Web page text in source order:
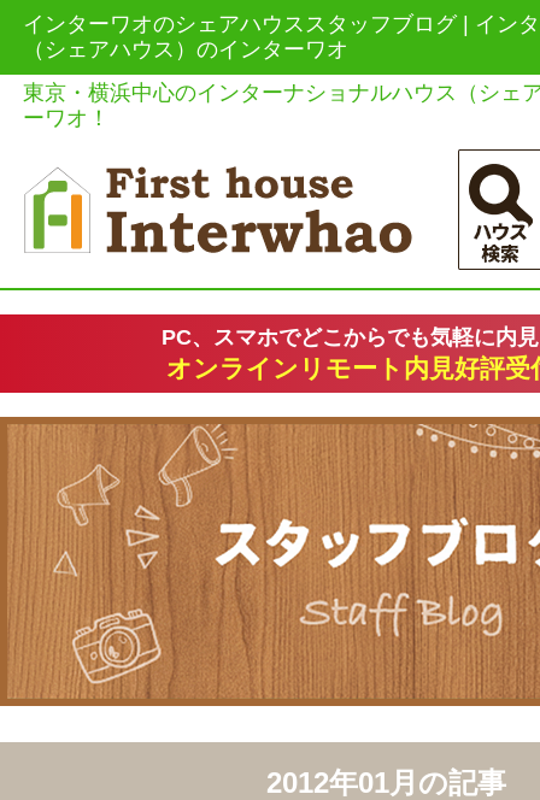
インターワオのシェアハウススタッフブログ | イン
（シェアハウス）のインターワオ
東京・横浜中心のインターナショナルハウス（シェ
ーワオ！
PC、スマホでどこからでも気軽に内
オンラインリモート内見好評受
2012年01月 の記事